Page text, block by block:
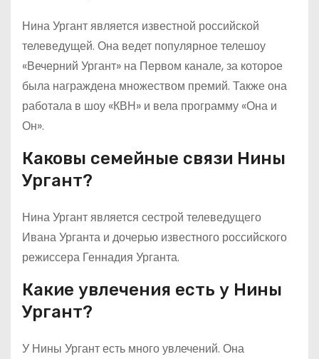
Нина Ургант является известной российской
телеведущей. Она ведет популярное телешоу
«Вечерний Ургант» на Первом канале, за которое
была награждена множеством премий. Также она
работала в шоу «КВН» и вела программу «Она и
Он».
Каковы семейные связи Нины
Ургант?
Нина Ургант является сестрой телеведущего
Ивана Урганта и дочерью известного российского
режиссера Геннадия Урганта.
Какие увлечения есть у Нины
Ургант?
У Нины Ургант есть много увлечений. Она